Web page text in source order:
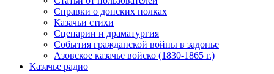
Справки о донских полках
Казачьи стихи
Сценарии и драматургия
События гражданской войны в задонье
Азовское казачье войско (1830-1865 г.)
Казачье радио